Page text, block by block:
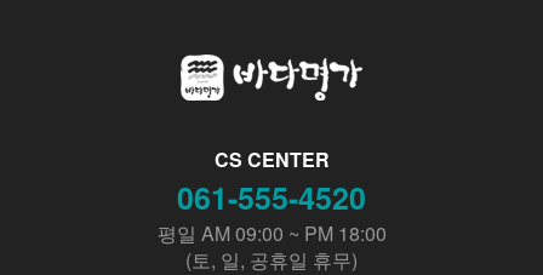
CS CENTER
061-555-4520
평일 AM 09:00 ~ PM 18:00
(토, 일, 공휴일 휴무)